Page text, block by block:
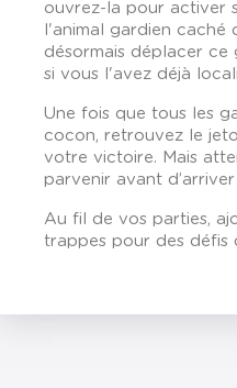
ouvrez-la pour activer
l'animal gardien caché
désormais déplacer ce
si vous l'avez déjà
Une fois que tous les
cocon, retrouvez le
votre victoire. Mais
parvenir avant
Au fil de vos parties,
trappes pour des défis